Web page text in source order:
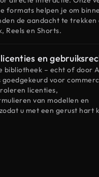
formats helpen je om
de aandacht te trekken
Reels en Shorts.
en
bibliotheek – echt of door
voor
licenties,
van modellen en
u met een gerust hart